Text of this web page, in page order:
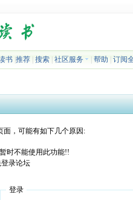
书| 推荐| 搜索| 社区服务 帮助 订阅
面，可能有如下几个原因:
时不能使用此功能!!
录论坛
登录